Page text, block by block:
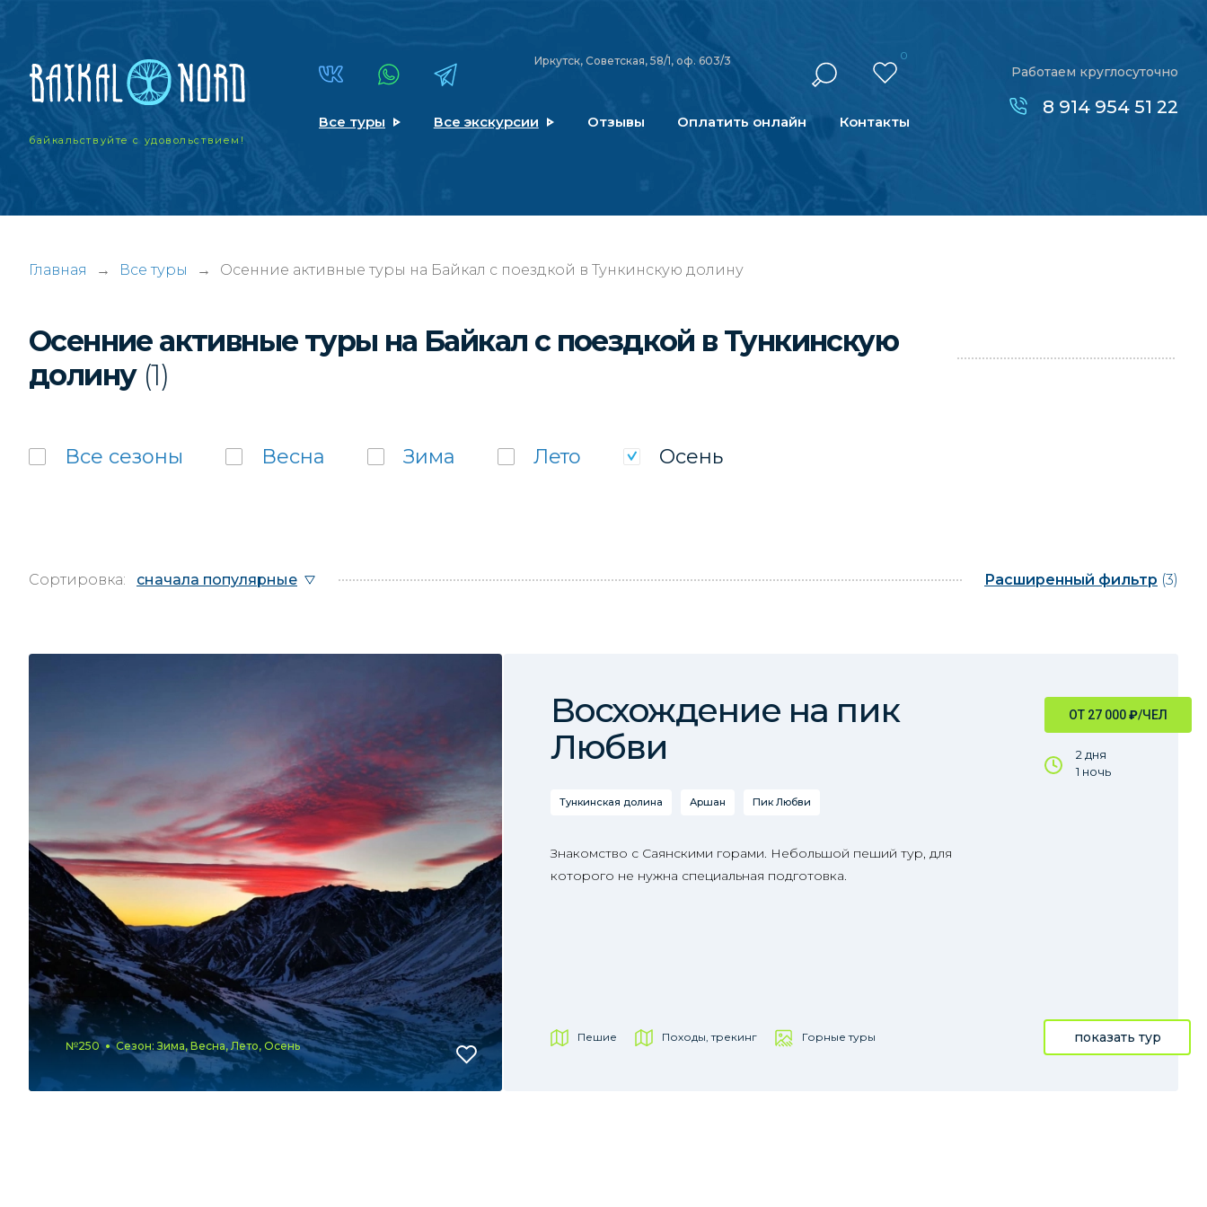
байкальствуйтес удовольствием!
Иркутск, Советская, 58/1, оф. 603/3 0
Все туры Все экскурсии Отзывы Оплатить онлайн Контакты
Работаем круглосуточно
8 914 954 51 22
Главная → Все туры → Осенние активные туры на Байкал с поездкой в Тункинскую долину
Осенние активные туры на Байкал с поездкой в Тункинскую
долину (1)
Все сезоны Весна Зима Лето Осень
Сортировка: сначала популярные Расширенный фильтр (3)
№250 Сезон: Зима, Весна, Лето, Осень
ОТ 27 000₽/ЧЕЛ
2 дня
1 ночь
Восхождение на пик
Любви
Тункинская долина Аршан Пик Любви
Знакомство с Саянскими горами. Небольшой пеший тур, для
которого не нужна специальная подготовка.
Пешие Походы, трекинг Горные туры показать тур